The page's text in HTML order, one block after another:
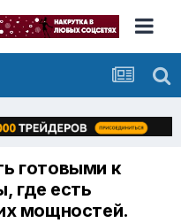
готовыми к
где есть
мощностей.